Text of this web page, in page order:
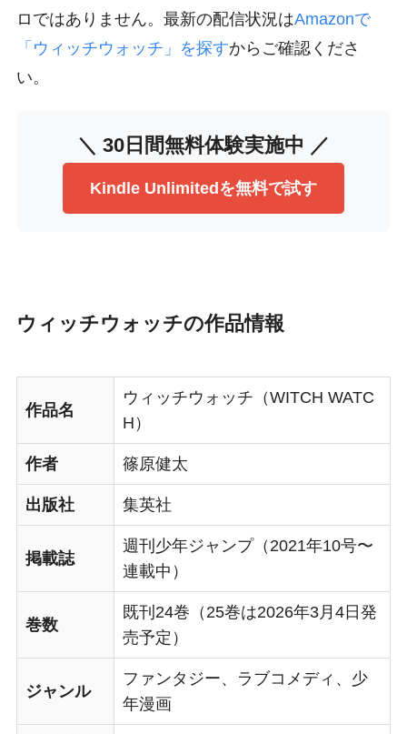
ロではありません。最新の配信状況はAmazonで
「ウィッチウォッチ」を探すからご確認くださ
い。
＼ 30日間無料体験実施中 ／
Kindle Unlimitedを無料で試す
ウィッチウォッチの作品情報
作品名
ウィッチウォッチ（WITCH WATC
H）
作者 篠原健太
出版社 集英社
掲載誌
週刊少年ジャンプ（2021年10号〜
連載中）
巻数
既刊24巻（25巻は2026年3月4日発
売予定）
ジャンル
ファンタジー、ラブコメディ、少
年漫画